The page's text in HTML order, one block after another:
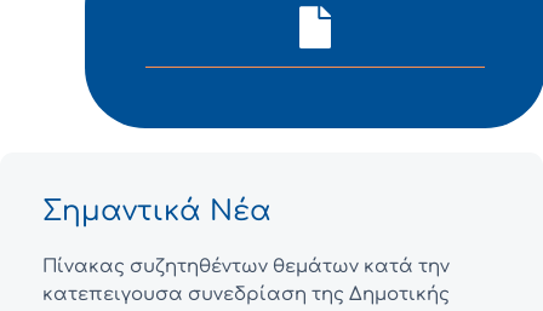
Σημαντικά Νέα
Πίνακας συζητηθέντων θεμάτων κατά την
κατεπειγουσα συνεδρίαση της Δημοτικής